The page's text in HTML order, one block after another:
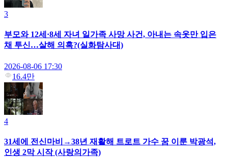
3
부모와 12세·8세 자녀 일가족 사망 사건, 아내는 속옷만 입은
채 투신…살해 의혹?(실화탐사대)
2026-08-06 17:30
16.4만
4
31세에 전신마비→38년 재활해 트로트 가수 꿈 이룬 박광석,
인생 2막 시작 (사랑의가족)